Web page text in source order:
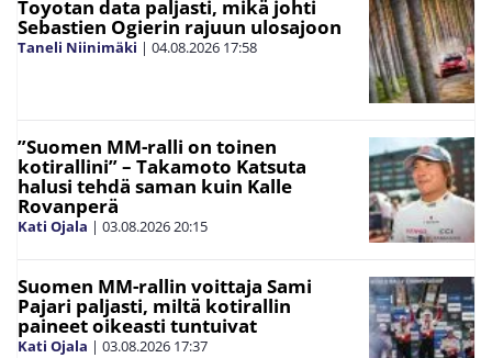
Toyotan data paljasti, mikä johti
Sebastien Ogierin rajuun ulosajoon
Taneli Niinimäki | 04.08.2026 17:58
”Suomen MM-ralli on toinen
kotirallini” – Takamoto Katsuta
halusi tehdä saman kuin Kalle
Rovanperä
Kati Ojala | 03.08.202620:15
Suomen MM-rallin voittaja Sami
Pajari paljasti, miltä kotirallin
paineet oikeasti tuntuivat
Kati Ojala | 03.08.2026 17:37